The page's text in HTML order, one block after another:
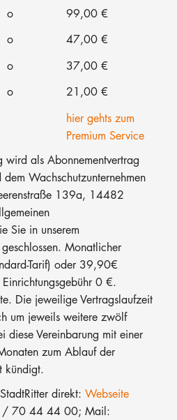
o
99,00 €
o
47,00 €
o
37,00 €
o
21,00 €
hier gehts zum
Premium Service
wird als Abonnementvertrag
Wachschutzunternehmen
139a, 14482
Sie in unserem
Monatlicher
Tarif) oder 39,90€
Einrichtungsgebühr 0 €.
Die jeweilige Vertragslaufzeit
um jeweils weitere zwölf
diese Vereinbarung mit einer
zum Ablauf der
kündigt.
direkt: Webseite
/ 70 44 44 00; Mail: